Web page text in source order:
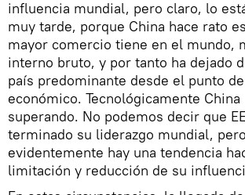
influencia mundial, pero claro, lo
muy tarde, porque China hace rato
mayor comercio tiene en el mundo,
interno bruto, y por tanto ha dejado
país predominante desde el punto
económico. Tecnológicamente China
superando. No podemos decir que
terminado su liderazgo mundial, pero
evidentemente hay una tendencia
limitación y reducción de su